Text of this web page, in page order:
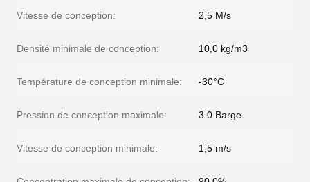
Vitesse de conception: 2,5 M/s
Densité minimale de conception: 10,0 kg/m3
Température de conception minimale: -30°C
Pression de conception maximale: 3.0 Barge
Vitesse de conception minimale: 1,5 m/s